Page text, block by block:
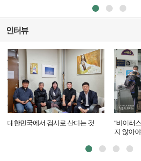
인터뷰
대한민국에서 검사로 산다는 것
“바이러
지 않아